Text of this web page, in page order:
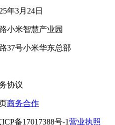
年3月24日
小米智慧产业园
37号小米华东总部
协议
商务合作
备17017388号-1营业执照